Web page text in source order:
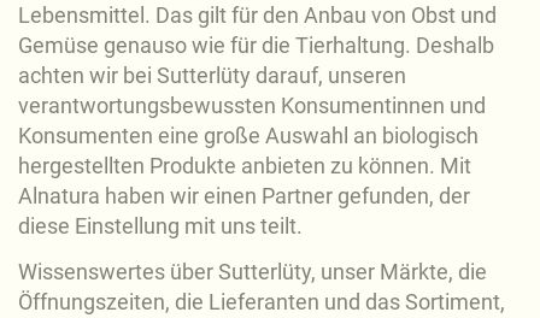
Lebensmittel. Das gilt für den Anbau von Obst und
Gemüse genauso wie für die Tierhaltung. Deshalb
achten wir bei Sutterlüty darauf, unseren
verantwortungsbewussten Konsumentinnen und
Konsumenten eine große Auswahl an biologisch
hergestellten Produkte anbieten zu können. Mit
Alnatura haben wir einen Partner gefunden, der
diese Einstellung mit uns teilt.
Wissenswertes über Sutterlüty, unser Märkte, die
Öffnungs­zeiten, die Lieferanten und das Sortiment,